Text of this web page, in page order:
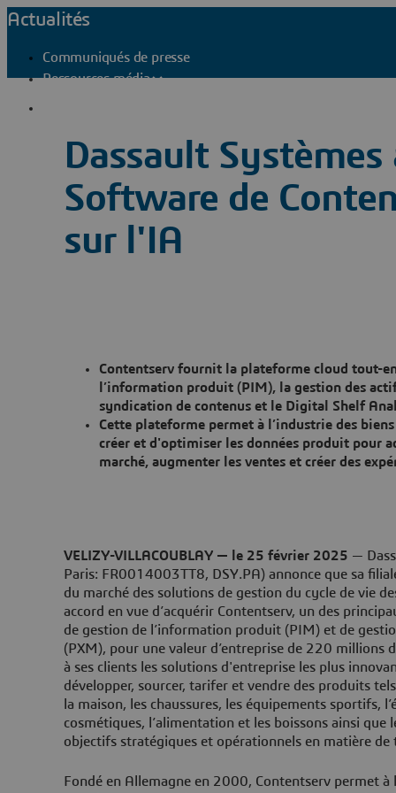
Actualités
Communiqués de presse
Ressources média
Dassault
Software de
sur l'IA
Contentserv fournit la plateforme cloud tout-
l’information produit (PIM), la gestion des
syndication de contenus et le Digital Shelf
Cette plateforme permet à l’industrie des
créer et d'optimiser les données produit pour
marché, augmenter les ventes et créer des
VELIZY-VILLACOUBLAY — le 25 février 2025 —
Paris: FR0014003TT8, DSY.PA) annonce que sa
du marché des solutions de gestion du cycle de vie
accord en vue d’acquérir Contentserv, un des
de gestion de l’information produit (PIM) et de
(PXM), pour une valeur d’entreprise de 220 millions
à ses clients les solutions d'entreprise les plus
développer, sourcer, tarifer et vendre des produits
la maison, les chaussures, les équipements sportifs,
cosmétiques, l’alimentation et les boissons ainsi que
objectifs stratégiques et opérationnels en matière
Fondé en Allemagne en 2000, Contentserv permet à